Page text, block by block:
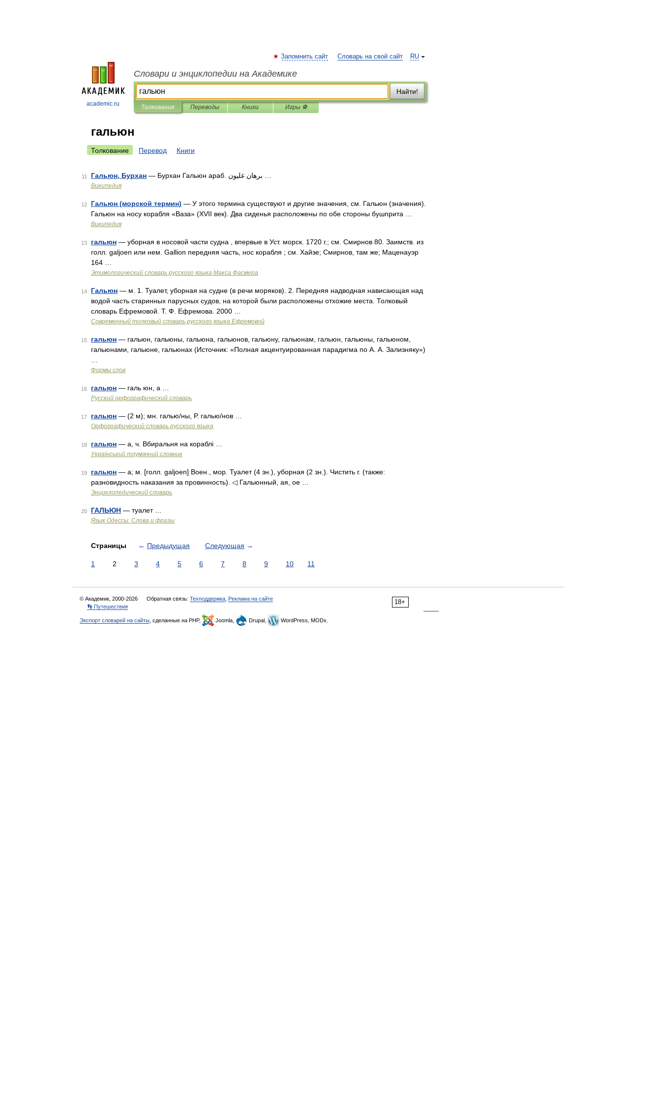
academic.ru
RU
Запомнить сайт Словарь на свой сайт
Словари и энциклопедии на Академике
Найти!
Толкования Переводы Книги Игры ⚽
гальюн
Толкование Перевод Книги
11 Гальюн, Бурхан
Википедия
12 Гальюн (морской термин) — У этого термина существуют и другие значения, см. Гальюн (значения).
Гальюн на носу корабля «Ваза» (XVII век). Два сиденья расположены по обе стороны бушприта …
Википедия
13 гальюн — уборная в носовой части судна , впервые в Уст. морск. 1720 г.; см. Смирнов 80. Заимств. из
голл. galjoen или нем. Gallion передняя часть, нос корабля ; см. Хайзе; Смирнов, там же; Маценауэр
164 …
Этимологический словарь русского языка Макса Фасмера
14 Гальюн — м. 1. Туалет, уборная на судне (в речи моряков). 2. Передняя надводная нависающая над
водой часть старинных парусных судов, на которой были расположены отхожие места. Толковый
словарь Ефремовой. Т. Ф. Ефремова. 2000 …
Современный толковый словарь русского языка Ефремовой
15 гальюн — гальюн, гальюны, гальюна, гальюнов, гальюну, гальюнам, гальюн, гальюны, гальюном,
гальюнами, гальюне, гальюнах (Источник: «Полная акцентуированная парадигма по А. А. Зализняку»)
Формы слов
16 гальюн — галь юн, а …
Русский орфографический словарь
17 гальюн — (2 м); мн. галью/ны, Р. галью/нов …
Орфографический словарь русского языка
18 гальюн — а, ч. Вбиральня на кораблі …
Український тлумачний словник
19 гальюн — а; м. [голл. galjoen] Воен., мор. Туалет (4 зн.), уборная (2 зн.). Чистить г. (также:
разновидность наказания за провинность). ◁ Гальюнный, ая, ое …
Энциклопедический словарь
20 ГАЛЬЮН — туалет …
Язык Одессы. Слова и фразы
Страницы ← Предыдущая Следующая →
1 2 3 4 5 6 7 8 9 10 11
18+
© Академик, 2000-2026 Обратная связь: Техподдержка Реклама на сайте
👣 Путешествия
Экспорт словарей на сайты , сделанные на PHP, Joomla, Drupal, WordPress, MODx.